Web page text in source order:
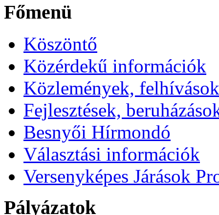
Főmenü
Köszöntő
Közérdekű információk
Közlemények, felhívások
Fejlesztések,
Besnyői Hírmondó
Választási információk
Versenyképes Járások
Pályázatok